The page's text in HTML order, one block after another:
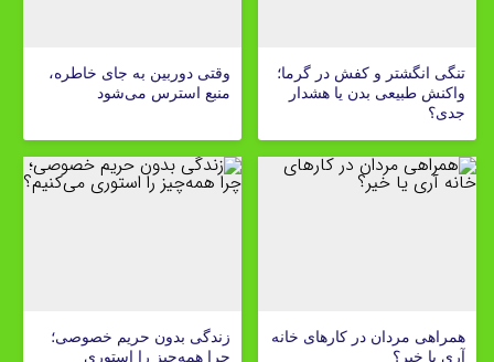
تنگی انگشتر و کفش در گرما؛
واکنش طبیعی بدن یا هشدار
جدی؟
وقتی دوربین به جای خاطره،
منبع استرس می‌شود
همراهی مردان در کارهای خانه
آری یا خیر؟
زندگی بدون حریم خصوصی؛
چرا همه‌چیز را استوری